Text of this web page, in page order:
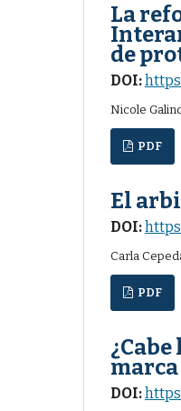
La
de
DOI:
Nicole
PDF
El
DOI:
Carla
PDF
DOI: